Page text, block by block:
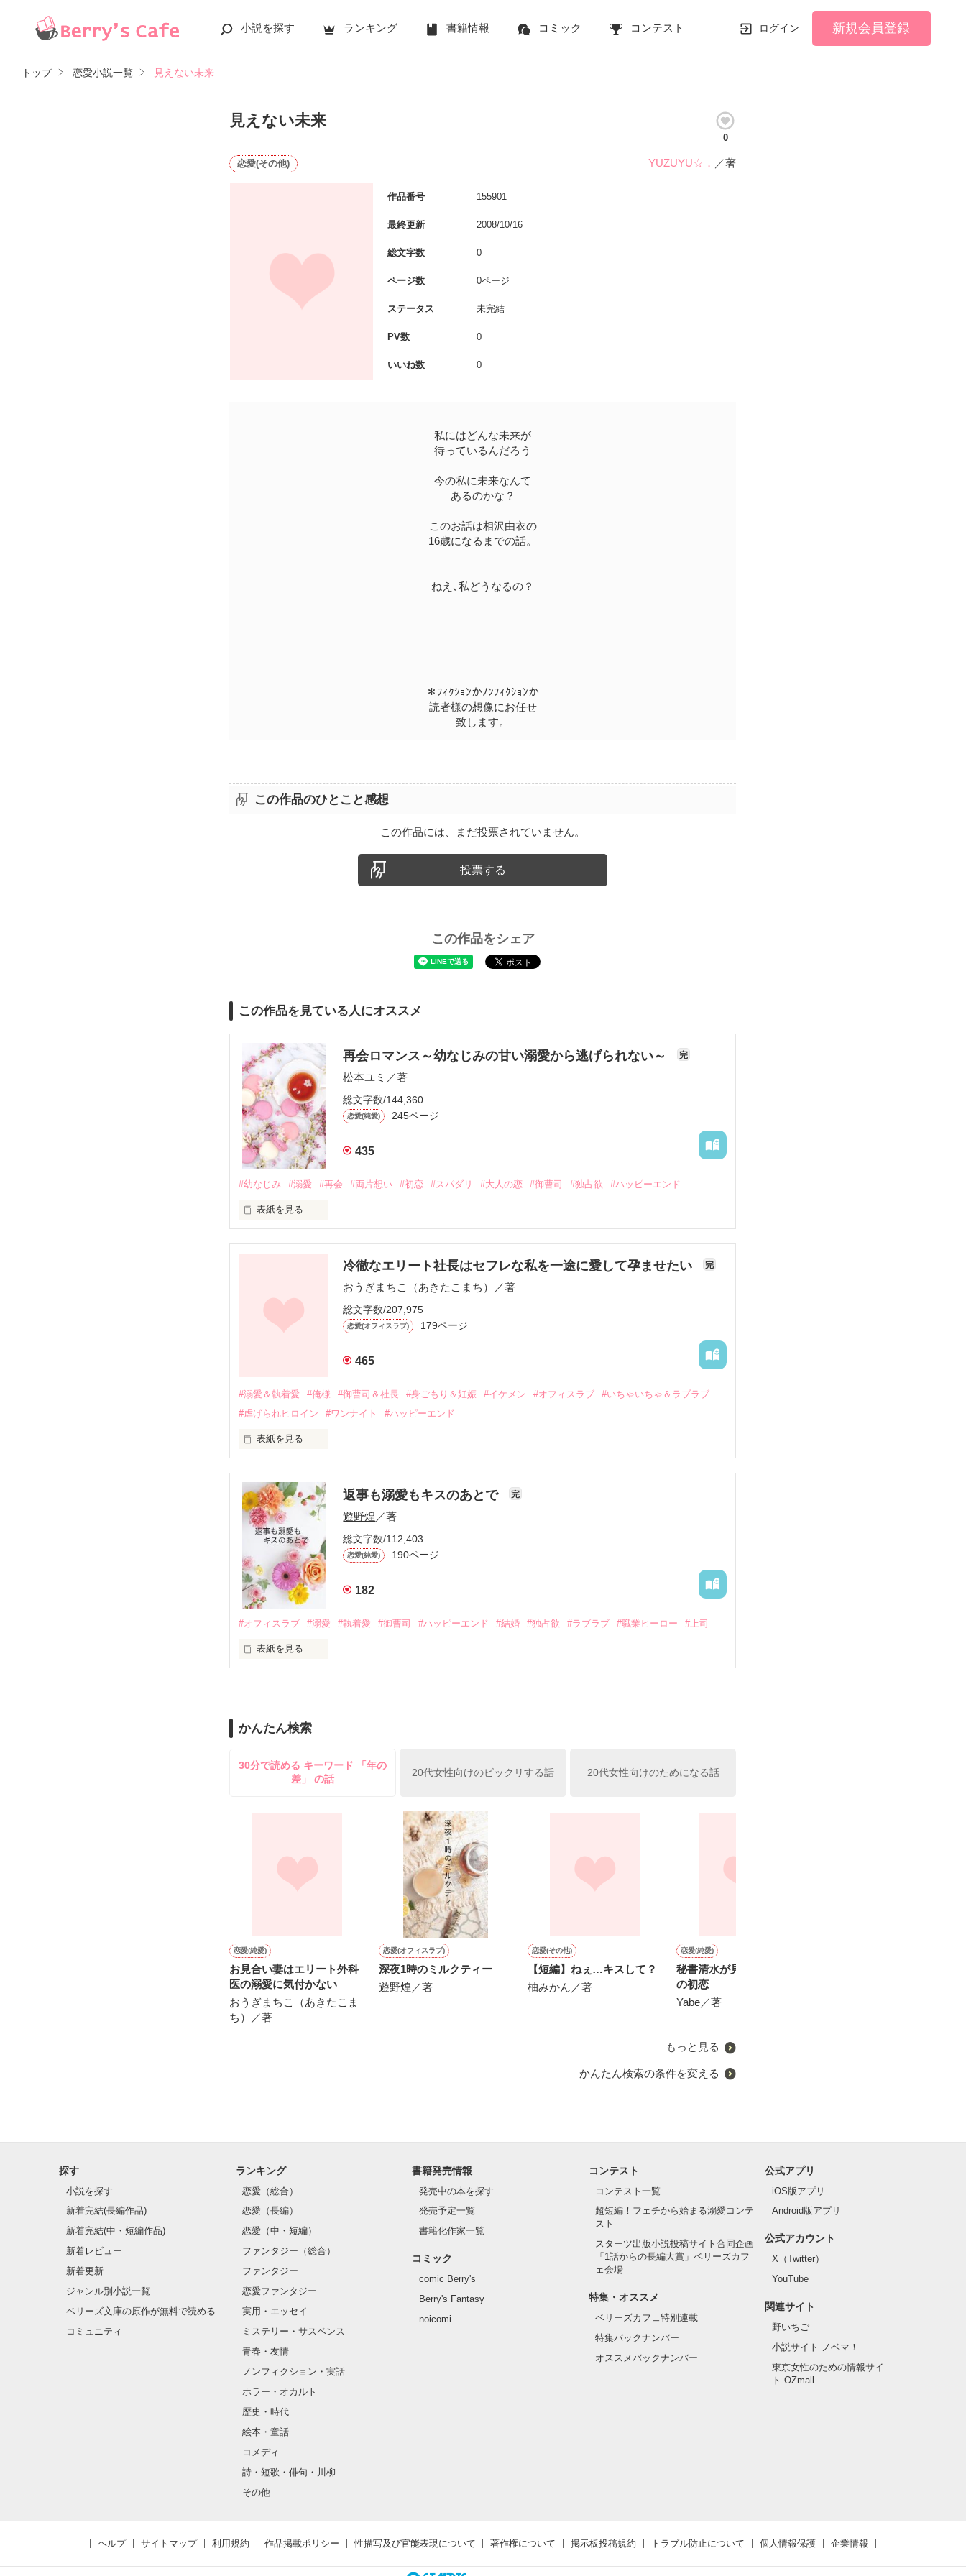
小説を探す ランキング 書籍情報 コミック コンテスト ログイン 新規会員登録
トップ 恋愛小説一覧 見えない未来
見えない未来
0
恋愛(その他) YUZUYU☆． ／著
作品番号 155901
最終更新 2008/10/16
総文字数 0
ページ数 0ページ
ステータス 未完結
PV数 0
いいね数 0
私にはどんな未来が
待っているんだろう
今の私に未来なんて
あるのかな？
このお話は相沢由衣の
16歳になるまでの話。
ねえ､私どうなるの？
＊ﾌｨｸｼｮﾝかﾉﾝﾌｨｸｼｮﾝか
読者様の想像にお任せ
致します。
この作品のひとこと感想
この作品には、まだ投票されていません。
投票する
この作品をシェア
この作品を見ている人にオススメ
再会ロマンス～幼なじみの甘い溺愛から逃げられない～ 完
松本ユミ ／著
総文字数/144,360
恋愛(純愛) 245ページ
435
#幼なじみ #溺愛 #再会 #両片想い #初恋 #スパダリ #大人の恋 #御曹司 #独占欲 #ハッピーエンド
表紙を見る
しかし、ある出来事をきっかけに二人の関係は壊れてしまう。
関係修復もできないまま、美桜は両親の離婚によって
引っ越すことになり、哲平とも離れ離れになった。
そして、ひょんなことから
酔った勢いで一夜を共にしてしまった。
さらに、美桜が初めてだと知った哲平は
甘やかしてくる。
そんなある日、哲平は美桜がストーカー被害に
遭っていることを知る。
美桜を守るため、哲平は同居を提案してきて――。
夏木美桜(なつきみお)
✕
鳴海哲平 (なるみてっぺい)
止まっていたはずの二人の時間が、再び動き出す。
作品を読む
冷徹なエリート社長はセフレな私を一途に愛して孕ませたい 完
おうぎまちこ（あきたこまち） ／著
総文字数/207,975
恋愛(オフィスラブ) 179ページ
465
#溺愛＆執着愛 #俺様 #御曹司＆社長 #身ごもり＆妊娠 #イケメン #オフィスラブ
#いちゃいちゃ＆ラブラブ
#虐げられヒロイン
#ワンナイト #ハッピーエンド
表紙を見る
帰国後、美桜は新しい職場でワンナイトした美青年と再会。なんと彼の正体は、とある財閥御曹司に
も関わらず、一族を離れて起業した新進気鋭の実業家、社内でも冷徹だと評判な社長――御影恭司その
人だったのだ――！
なぜか恭司から飼い猫の世話係を命じられた美桜は、猫の世話を口実にしばしば呼び出された上、二
返事も溺愛もキスのあとで 完
遊野煌 ／著
総文字数/112,403
恋愛(純愛) 190ページ
182
#オフィスラブ #溺愛 #執着愛 #御曹司 #ハッピーエンド #結婚 #独占欲 #ラブラブ #職業ヒーロー #上司
表紙を見る
雪瀬鷹哉（29）が『──俺と結婚してくれないか』といきなりプロポーズをしてきた上、同居まで提案
鷹哉『宜しくな、俺の雛子』🦅
雛子『俺の……ひぃ、雛子？！！！』🐥
シゴデキで冷徹な上司が見せる素顔は、なぜか想像以上に甘くて……🐥💓🦅
※表紙も作中使用の画像も全てフリー素材です。
※執筆期間2026.6.3〜7.20完結です。
※他サイトさんにて恋愛トレンド1位でした〜良かったら読んで頂けると嬉しいです。
作品を読む
かんたん検索
30分で読める キーワード 「年の
差」 の話
20代女性向けのビックリする話 20代女性向けのためになる話
恋愛(純愛)
お見合い妻はエリート外科
医の溺愛に気付かない
おうぎまちこ（あきたこま
ち）／著
恋愛(オフィスラブ)
深夜1時のミルクティー
遊野煌／著
恋愛(その他)
【短編】ねぇ…キスして？
柚みかん／著
恋愛(純愛)
秘書清水が見た、冷徹社長
の初恋
Yabe／著
もっと見る
かんたん検索の条件を変える
探す
小説を探す
新着完結(長編作品)
新着完結(中・短編作品)
新着レビュー
新着更新
ジャンル別小説一覧
ベリーズ文庫の原作が無料で読める
コミュニティ
ランキング
恋愛（総合）
恋愛（長編）
恋愛（中・短編）
ファンタジー（総合）
ファンタジー
恋愛ファンタジー
実用・エッセイ
ミステリー・サスペンス
青春・友情
ノンフィクション・実話
ホラー・オカルト
歴史・時代
絵本・童話
コメディ
詩・短歌・俳句・川柳
その他
書籍発売情報
発売中の本を探す
発売予定一覧
書籍化作家一覧
コミック
comic Berry's
Berry's Fantasy
noicomi
コンテスト
コンテスト一覧
超短編！フェチから始まる溺愛コンテ
スト
スターツ出版小説投稿サイト合同企画
「1話からの長編大賞」ベリーズカフ
ェ会場
特集・オススメ
ベリーズカフェ特別連載
特集バックナンバー
オススメバックナンバー
公式アプリ
iOS版アプリ
Android版アプリ
公式アカウント
X（Twitter）
YouTube
関連サイト
野いちご
小説サイト ノベマ！
東京女性のための情報サイ
ト OZmall
ヘルプ サイトマップ 利用規約 作品掲載ポリシー 性描写及び官能表現について 著作権について 掲示板投稿規約 トラブル防止について 個人情報保護 企業情報